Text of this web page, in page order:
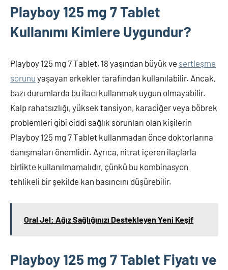
Playboy 125 mg 7 Tablet
Kullanımı Kimlere Uygundur?
Playboy 125 mg 7 Tablet, 18 yaşından büyük ve sertleşme
sorunu yaşayan erkekler tarafından kullanılabilir. Ancak,
bazı durumlarda bu ilacı kullanmak uygun olmayabilir.
Kalp rahatsızlığı, yüksek tansiyon, karaciğer veya böbrek
problemleri gibi ciddi sağlık sorunları olan kişilerin
Playboy 125 mg 7 Tablet kullanmadan önce doktorlarına
danışmaları önemlidir. Ayrıca, nitrat içeren ilaçlarla
birlikte kullanılmamalıdır, çünkü bu kombinasyon
tehlikeli bir şekilde kan basıncını düşürebilir.
Oral Jel: Ağız Sağlığınızı Destekleyen Yeni Keşif
Playboy 125 mg 7 Tablet Fiyatı ve